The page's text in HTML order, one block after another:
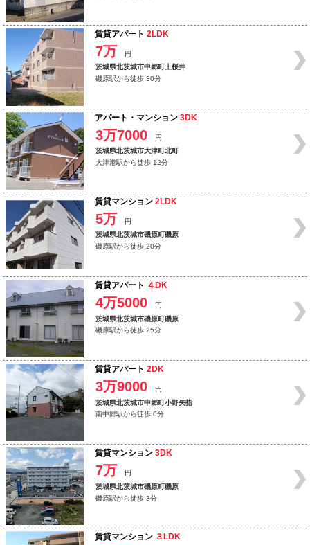
賃貸アパート 2LDK
7万
円
茨城県北茨城市中郷町上桜井
磯原駅から徒歩 30分
アパート・マンション 3DK
3万7000
円
茨城県北茨城市大津町北町
大津港駅から徒歩 12分
賃貸マンション 2LDK
5万
円
茨城県北茨城市磯原町磯原
磯原駅から徒歩 20分
賃貸アパート ４DK
4万5000
円
茨城県北茨城市磯原町磯原
磯原駅から徒歩 25分
賃貸アパート 2DK
3万9000
円
茨城県北茨城市中郷町小野矢指
南中郷駅から徒歩 6分
賃貸マンション 3DK
7万
円
茨城県北茨城市磯原町磯原
磯原駅から徒歩 3分
賃貸マンション ３LDK